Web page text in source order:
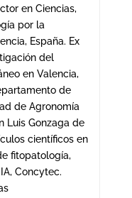
en Ciencias,
por la
España. Ex
del
en Valencia,
de
de Agronomía
Luis Gonzaga de
científicos en
fitopatología,
Concytec.